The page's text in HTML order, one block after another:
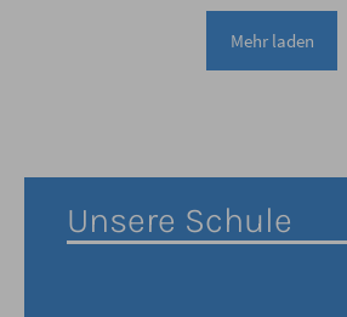
Mehr laden
Unsere Schule